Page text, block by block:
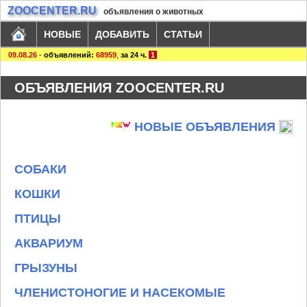
ZOOCENTER.RU объявления о животных
НОВЫЕ ДОБАВИТЬ СТАТЬИ
09.08.26 - объявлений: 68959 за 24 ч. 1
ОБЪЯВЛЕНИЯ ZOOCENTER.RU
НОВЫЕ ОБЪЯВЛЕНИЯ
СОБАКИ
КОШКИ
ПТИЦЫ
АКВАРИУМ
ГРЫЗУНЫ
ЧЛЕНИСТОНОГИЕ И НАСЕКОМЫЕ